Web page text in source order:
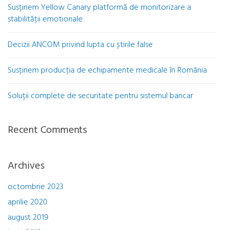
Susținem Yellow Canary platformă de monitorizare a
stabilității emotionale
Decizii ANCOM privind lupta cu știrile false
Susținem producția de echipamente medicale în România
Soluții complete de securitate pentru sistemul bancar
Recent Comments
Archives
octombrie 2023
aprilie 2020
august 2019